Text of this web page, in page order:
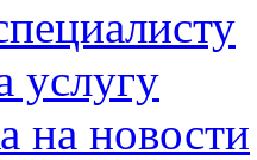
услугу
на новости